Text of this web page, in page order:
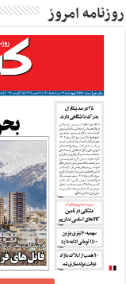
روزنامه امروز